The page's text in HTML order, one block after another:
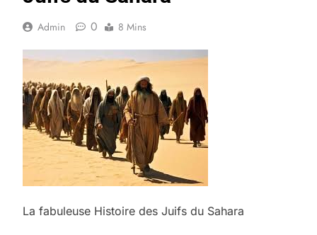
Admin 0 8 Mins
La fabuleuse Histoire des Juifs du Sahara